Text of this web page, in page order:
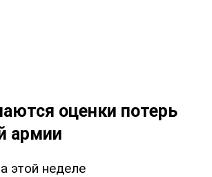
оценки потерь
армии
этой неделе